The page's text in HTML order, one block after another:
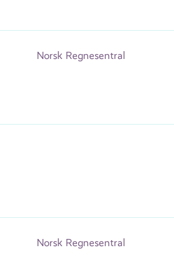
Norsk Regnesentral
Norsk Regnesentral